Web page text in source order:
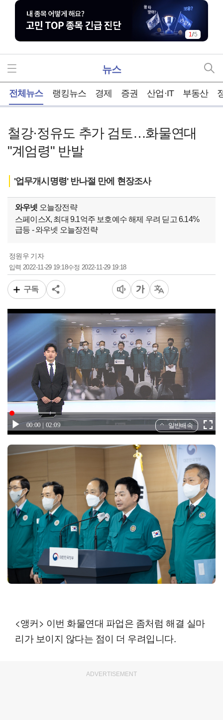
2/5
뉴스
전체뉴스 랭킹뉴스 경제 증권 산업·IT 부동산
철강·정유도 추가 검토…화물연대
"계엄령" 반발
'업무개시명령' 반나절 만에 현장조사
와우넷 오늘장전략
스페이스X, 최대 9.1억주 보호예수 해제 우려 딛고 6.14%
급등 - 와우넷 오늘장전략
정원우 기자
입력2022-11-29 19:18수정 2022-11-29 19:18
구독
00:00 02:09 일반배속
<앵커> 이번 화물연대 파업은 좀처럼 해결 실마
리가 보이지 않다는 점이 더 우려입니다.
ADVERTISEMENT